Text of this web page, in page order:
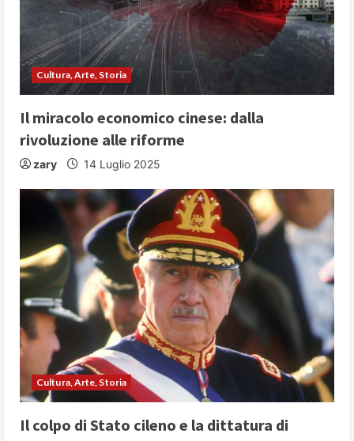
Cultura, Arte, Storia
Il miracolo economico cinese: dalla
rivoluzione alle riforme
zary 14 Luglio 2025
Cultura, Arte, Storia
Il colpo di Stato cileno e la dittatura di